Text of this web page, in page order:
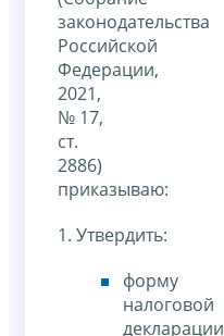
законодательства
Российской
Федерации,
2021,
№ 17,
ст.
2886)
приказываю:
1. Утвердить:
форму
налоговой
декларации